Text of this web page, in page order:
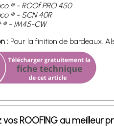
® - ROOf PRO 450
® - SCN 40R
® - IM45-CW
:Pour la finition de bardeaux.
ROOFING au meilleur